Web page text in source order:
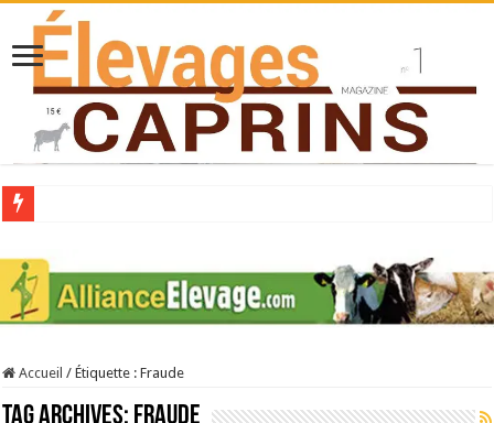
Stress thermique : quelles solutions concrètes pour protéger son troupeau ?
40 ans du Space : une présentation caprine quotidienne
La collecte de lait de chèvre confirme son rebond
Accueil / Étiquette :Fraude
Tag Archives: Fraude